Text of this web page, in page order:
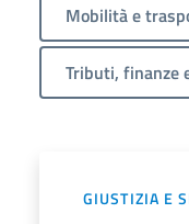
Mobilità e
Tributi, finanze
GIUSTIZIA E